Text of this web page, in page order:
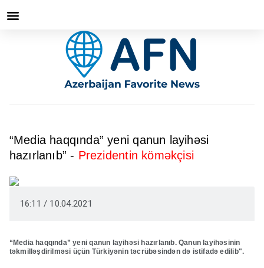
“Media haqqında” yeni qanun layihəsi
hazırlanıb” - Prezidentin köməkçisi
16:11 / 10.04.2021
“Media haqqında” yeni qanun layihəsi hazırlanıb. Qanun layihəsinin
təkmilləşdirilməsi üçün Türkiyənin təcrübəsindən də istifadə edilib".